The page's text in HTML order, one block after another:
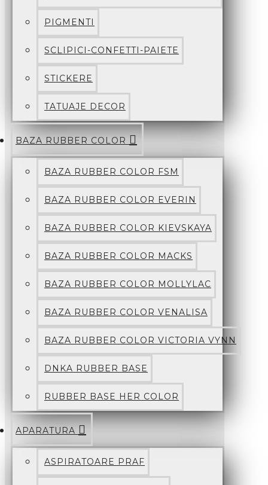
PIGMENTI
SCLIPICI-CONFETTI-PAIETE
STICKERE
TATUAJE DECOR
BAZA RUBBER COLOR
BAZA RUBBER COLOR FSM
BAZA RUBBER COLOR EVERIN
BAZA RUBBER COLOR KIEVSKAYA
BAZA RUBBER COLOR MACKS
BAZA RUBBER COLOR MOLLYLAC
BAZA RUBBER COLOR VENALISA
BAZA RUBBER COLOR VICTORIA VYNN
DNKA RUBBER BASE
RUBBER BASE HER COLOR
APARATURA
ASPIRATOARE PRAF